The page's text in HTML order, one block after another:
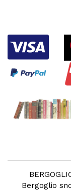
Bergoglio snc